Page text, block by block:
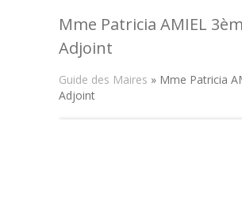
Mme Patricia AMIEL
Adjoint
Guide des Maires » Mme Patricia
Adjoint